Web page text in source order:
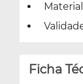
Ficha